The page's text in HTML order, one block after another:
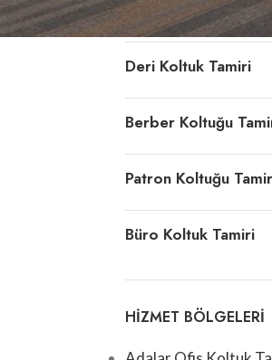
Ofis Koltuk Döşeme
Deri Koltuk Tamiri
Berber Koltuğu
Patron Koltuğu
Büro Koltuk Tamiri
HIZMET BÖLGELERI